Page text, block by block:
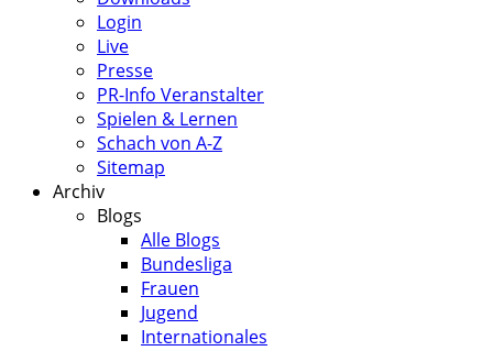
Login
Live
Presse
PR-Info Veranstalter
Spielen & Lernen
Schach von A-Z
Sitemap
Archiv
Blogs
Alle Blogs
Bundesliga
Frauen
Jugend
Internationales